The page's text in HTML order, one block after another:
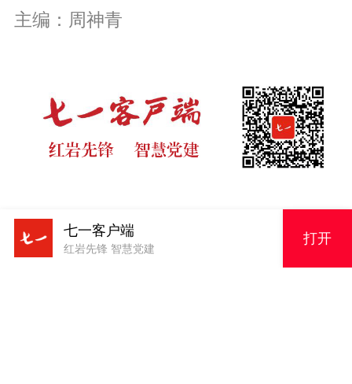
主编：周神青
七一客户端
红岩先锋 智慧党建
打开